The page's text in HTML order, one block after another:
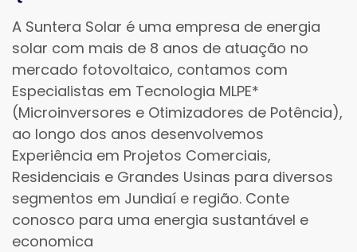
A Suntera Solar é uma empresa de energia
solar com mais de 8 anos de atuação no
mercado fotovoltaico, contamos com
Especialistas em Tecnologia MLPE*
(Microinversores e Otimizadores de Potência),
ao longo dos anos desenvolvemos
Experiência em Projetos Comerciais,
Residenciais e Grandes Usinas para diversos
segmentos em Jundiaí e região. Conte
conosco para uma energia sustantável e
economica